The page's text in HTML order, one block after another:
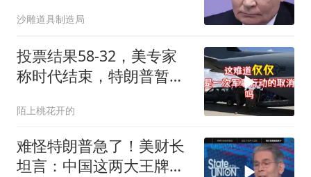
沙雕道具制造局
投票结果58-32，美专家
称时代结束，特朗普暂不
陌上桃花开的
难怪特朗普急了！美财长
坦言：中国这两大王牌，